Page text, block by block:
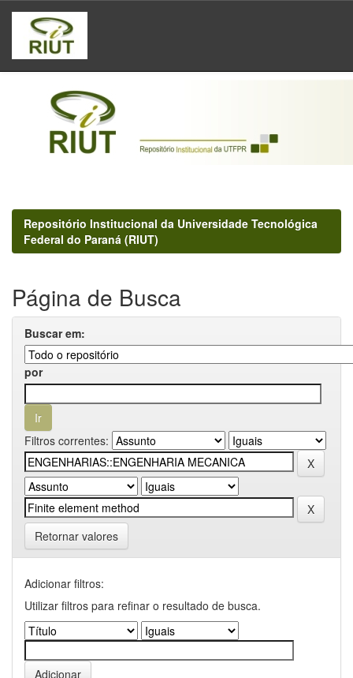
Skip
navigation
Repositório Institucional da Universidade Tecnológica
Federal do Paraná (RIUT)
Página de Busca
Buscar em:
por
Filtros correntes:
Retornar valores
Adicionar filtros:
Utilizar filtros para refinar o resultado de busca.